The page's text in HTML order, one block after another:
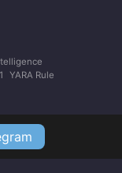
YARA Rule